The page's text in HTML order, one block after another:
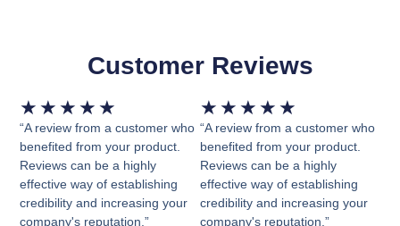
Customer Reviews
★ ★ ★ ★ ★
con
5
de
5
“A review from a customer who
benefited from your product.
Reviews can be a highly
effective way of establishing
credibility and increasing your
company's reputation.”
★ ★ ★ ★ ★
con
5
de
5
“A review from a customer who
benefited from your product.
Reviews can be a highly
effective way of establishing
credibility and increasing your
company's reputation.”